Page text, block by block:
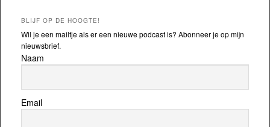
BLIJF OP DE HOOGTE!
Wil je een mailtje als er een nieuwe podcast is? Abonneer je op mijn
nieuwsbrief.
Naam
Email